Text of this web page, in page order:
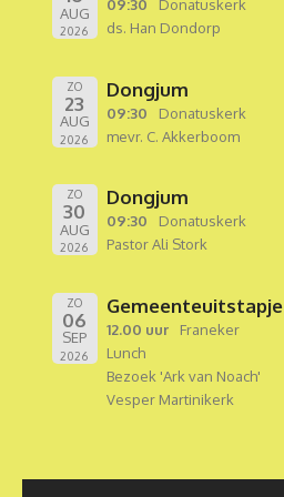
AUG
2026
09:30
Donatuskerk
ds. Han Dondorp
ZO
23
AUG
2026
Dongjum
09:30
Donatuskerk
mevr. C. Akkerboom
ZO
30
AUG
2026
Dongjum
09:30
Donatuskerk
Pastor Ali Stork
ZO
06
SEP
2026
Gemeenteuitstapje
12.00 uur
Franeker
Lunch
Bezoek 'Ark van Noach'
Vesper Martinikerk